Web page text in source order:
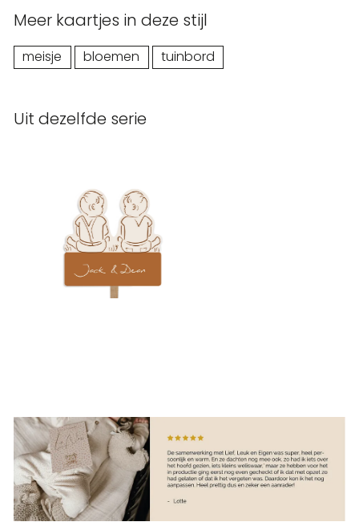
Meer kaartjes in deze stijl
meisje bloemen tuinbord
Uit dezelfde serie